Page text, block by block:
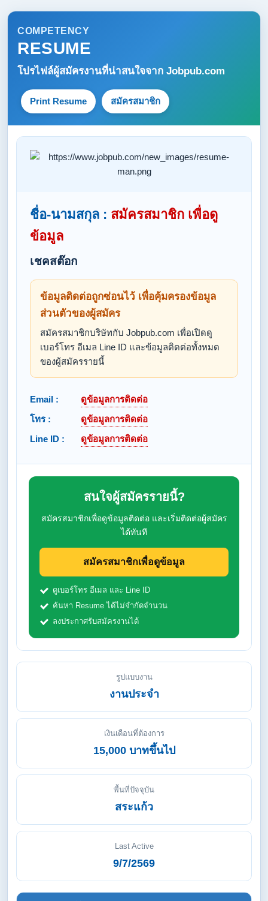
COMPETENCY
RESUME
โปรไฟล์ผู้สมัครงานที่น่าสนใจจาก Jobpub.com
Print Resume สมัครสมาชิก
ชื่อ-นามสกุล : สมัครสมาชิก เพื่อดู
ข้อมูล
เชคสต๊อก
ข้อมูลติดต่อถูกซ่อนไว้ เพื่อคุ้มครองข้อมูล
ส่วนตัวของผู้สมัคร
สมัครสมาชิกบริษัทกับ Jobpub.com เพื่อเปิดดู
เบอร์โทร อีเมล Line ID และข้อมูลติดต่อทั้งหมด
ของผู้สมัครรายนี้
Email :
ดูข้อมูลการติดต่อ
โทร :
ดูข้อมูลการติดต่อ
Line ID :
ดูข้อมูลการติดต่อ
สนใจผู้สมัครรายนี้?
สมัครสมาชิกเพื่อดูข้อมูลติดต่อ และเริ่มติดต่อผู้สมัคร
ได้ทันที
สมัครสมาชิกเพื่อดูข้อมูล
ดูเบอร์โทร อีเมล และ Line ID
ค้นหา Resume ได้ไม่จำกัดจำนวน
ลงประกาศรับสมัครงานได้
รูปแบบงาน
งานประจำ
เงินเดือนที่ต้องการ
15,000 บาทขึ้นไป
พื้นที่ปัจจุบัน
สระแก้ว
Last Active
9/7/2569